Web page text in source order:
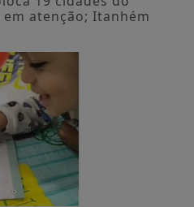
atenção; Itanhém